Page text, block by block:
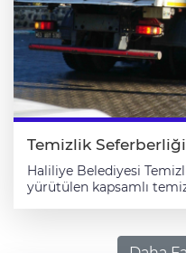
Temizlik
Haliliye Belediyesi
yürütülen kapsamlı
Belediyesi, çalışmaları